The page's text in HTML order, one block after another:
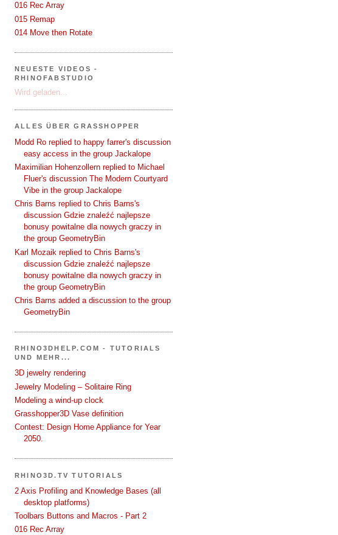
016 Rec Array
015 Remap
014 Move then Rotate
NEUESTE VIDEOS -
RHINOFABSTUDIO
Wird geladen...
ALLES ÜBER GRASSHOPPER
Modd Ro replied to happy farrer's discussion
easy access in the group Jackalope
Maximilian Hohenzollern replied to Michael
Fluer's discussion The Modern Courtyard
Vibe in the group Jackalope
Chris Barns replied to Chris Barns's
discussion Gdzie znaleźć najlepsze
bonusy powitalne dla nowych graczy in
the group GeometryBin
Karl Mozaik replied to Chris Barns's
discussion Gdzie znaleźć najlepsze
bonusy powitalne dla nowych graczy in
the group GeometryBin
Chris Barns added a discussion to the group
GeometryBin
RHINO3DHELP.COM - TUTORIALS
UND MEHR...
3D jewelry rendering
Jewelry Modeling – Solitaire Ring
Modeling a wind-up clock
Grasshopper3D Vase definition
Contest: Design Home Appliance for Year
2050.
RHINO3D.TV TUTORIALS
2 Axis Profiling and Knowledge Bases (all
desktop platforms)
Toolbars Buttons and Macros - Part 2
016 Rec Array